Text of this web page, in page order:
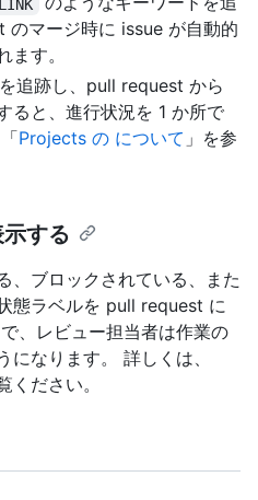
マージ時に issue が自動的
ます。
追跡し、pull request から
ると、進行状況を 1 か所で
Projects の について 」を参
する
、ブロックされている、また
態ラベルを pull request に
、レビュー担当者は作業の
なります。 詳しくは、
ください。